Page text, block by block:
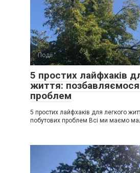
Події
5 простих лайфхаків
життя:
проблем
5 простих лайфхаків для легкого
побутових проблем Всі ми маємо